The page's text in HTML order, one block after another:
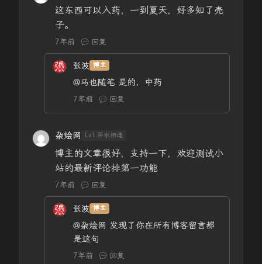
这东西可以入药，一到夏天，好多知了壳
子。
7年前 回复
张波 博主
@马也随笔 是的，中药
7年前 回复
杂烩网 Lv1.萍水相逢
博主的文章很好，支持一下，欢迎测试小
站的最新评论排第一功能
7年前 回复
张波 博主
@杂烩网 发现了你在所有博客留言都
是这句
7年前 回复